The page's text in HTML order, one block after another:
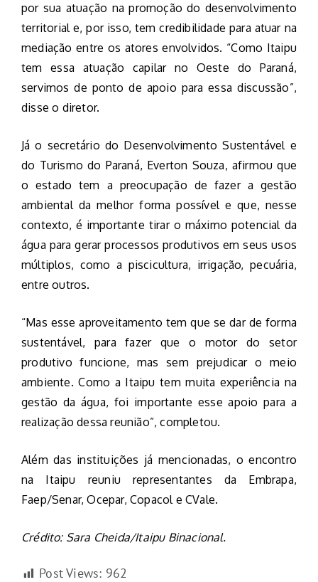
por sua atuação na promoção do desenvolvimento
territorial e, por isso, tem credibilidade para atuar na
mediação entre os atores envolvidos. “Como Itaipu
tem essa atuação capilar no Oeste do Paraná,
servimos de ponto de apoio para essa discussão”,
disse o diretor.
Já o secretário do Desenvolvimento Sustentável e
do Turismo do Paraná, Everton Souza, afirmou que
o estado tem a preocupação de fazer a gestão
ambiental da melhor forma possível e que, nesse
contexto, é importante tirar o máximo potencial da
água para gerar processos produtivos em seus usos
múltiplos, como a piscicultura, irrigação, pecuária,
entre outros.
“Mas esse aproveitamento tem que se dar de forma
sustentável, para fazer que o motor do setor
produtivo funcione, mas sem prejudicar o meio
ambiente. Como a Itaipu tem muita experiência na
gestão da água, foi importante esse apoio para a
realização dessa reunião”, completou.
Além das instituições já mencionadas, o encontro
na Itaipu reuniu representantes da Embrapa,
Faep/Senar, Ocepar, Copacol e CVale.
Crédito: Sara Cheida/Itaipu Binacional.
Post Views: 962